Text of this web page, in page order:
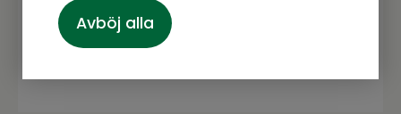
Avböj alla
Prenumerera